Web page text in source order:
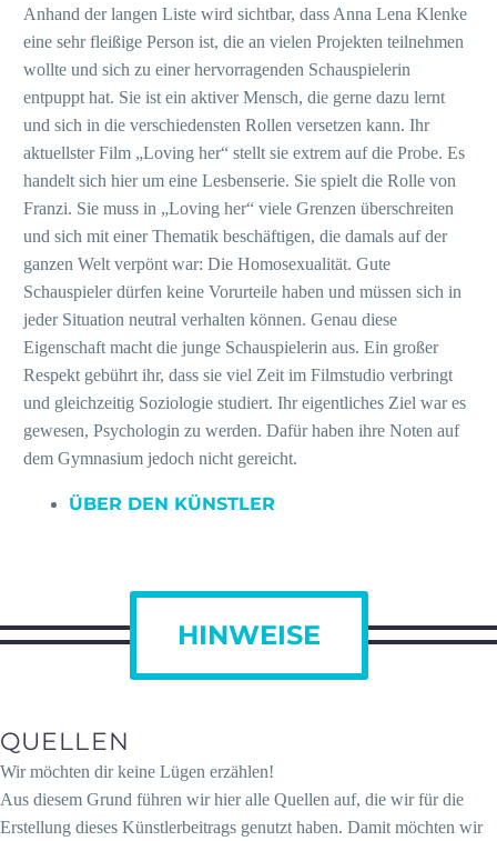
Anhand der langen Liste wird sichtbar, dass Anna Lena Klenke
eine sehr fleißige Person ist, die an vielen Projekten teilnehmen
wollte und sich zu einer hervorragenden Schauspielerin
entpuppt hat. Sie ist ein aktiver Mensch, die gerne dazu lernt
und sich in die verschiedensten Rollen versetzen kann. Ihr
aktuellster Film „Loving her“ stellt sie extrem auf die Probe. Es
handelt sich hier um eine Lesbenserie. Sie spielt die Rolle von
Franzi. Sie muss in „Loving her“ viele Grenzen überschreiten
und sich mit einer Thematik beschäftigen, die damals auf der
ganzen Welt verpönt war: Die Homosexualität. Gute
Schauspieler dürfen keine Vorurteile haben und müssen sich in
jeder Situation neutral verhalten können. Genau diese
Eigenschaft macht die junge Schauspielerin aus. Ein großer
Respekt gebührt ihr, dass sie viel Zeit im Filmstudio verbringt
und gleichzeitig Soziologie studiert. Ihr eigentliches Ziel war es
gewesen, Psychologin zu werden. Dafür haben ihre Noten auf
dem Gymnasium jedoch nicht gereicht.
ÜBER DEN KÜNSTLER
HINWEISE
QUELLEN
Wir möchten dir keine Lügen erzählen!
Aus diesem Grund führen wir hier alle Quellen auf, die wir für die
Erstellung dieses Künstlerbeitrags genutzt haben. Damit möchten wir